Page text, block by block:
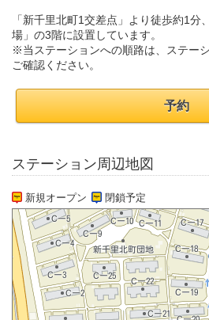
「新千里北町1交差点」より徒歩約1分
場」の3階に設置しています。
※当ステーションへの順路は、ステー
ご確認ください。
予約
ステーション周辺地図
新規オープン 閉鎖予定